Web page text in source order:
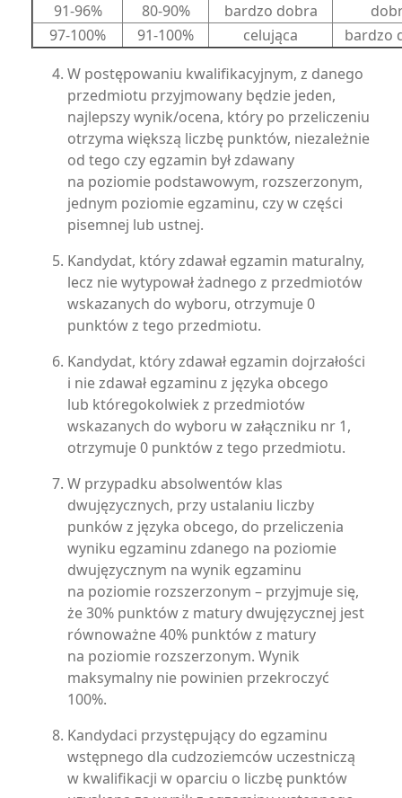
91-96% 80-90% bardzo dobra
97-100%
91-100% celująca
bardzo
W postępowaniu kwalifikacyjnym, z danego
przedmiotu przyjmowany będzie jeden,
najlepszy wynik/ocena, który po przeliczeniu
otrzyma większą liczbę punktów, niezależnie
od tego czy egzamin był zdawany
na poziomie podstawowym, rozszerzonym,
jednym poziomie egzaminu, czy w części
pisemnej lub ustnej.
Kandydat, który zdawał egzamin maturalny,
lecz nie wytypował żadnego z przedmiotów
wskazanych do wyboru, otrzymuje 0
punktów z tego przedmiotu.
Kandydat, który zdawał egzamin dojrzałości
i nie zdawał egzaminu z języka obcego
lub któregokolwiek z przedmiotów
wskazanych do wyboru w załączniku nr 1,
otrzymuje 0 punktów z tego przedmiotu.
W przypadku absolwentów klas
dwujęzycznych, przy ustalaniu liczby
punków z języka obcego, do przeliczenia
wyniku egzaminu zdanego na poziomie
dwujęzycznym na wynik egzaminu
na poziomie rozszerzonym – przyjmuje się,
że 30% punktów z matury dwujęzycznej jest
równoważne 40% punktów z matury
na poziomie rozszerzonym. Wynik
maksymalny nie powinien przekroczyć
100%.
Kandydaci przystępujący do egzaminu
wstępnego dla cudzoziemców uczestniczą
w kwalifikacji w oparciu o liczbę punktów